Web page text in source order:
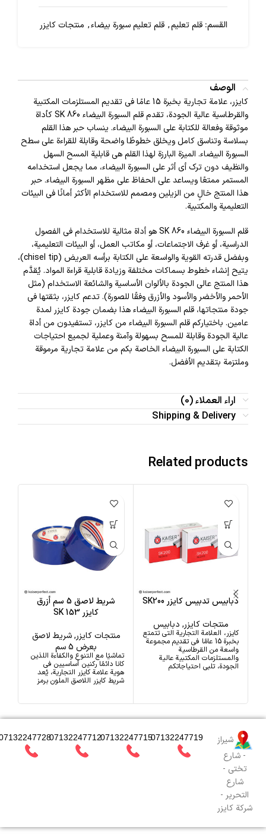
القسم: قلم تعليم, قلم تعليم سبورة بيضاء, منتجات كايزر
الوصف
كايزر، علامة تجارية بخبرة 15 عامًا في تقديم المستلزمات المكتبية
والقرطاسية عالية الجودة، تقدم قلم السبورة البيضاء SK 860 كأداة
موثوقة وفعالة للكتابة على السبورة البيضاء. ينساب حبر هذا القلم
بسلاسة وتناسق كامل ويخلق خطوطًا واضحة وقابلة للقراءة على سطح
السبورة البيضاء. الميزة البارزة لهذا القلم هي قابلية المسح السهل
والنظيف دون ترك أي أثر على السبورة البيضاء، مما يجعل استخدامه
المستمر ممتعًا ويساعد على الحفاظ على مظهر السبورة البيضاء. حبر
هذا المنتج خالٍ من الزيلين ومصمم للاستخدام الأكثر أمانًا في البيئات
التعليمية والمكتبية.
قلم السبورة البيضاء SK 860 هو أداة مثالية للاستخدام في الفصول
الدراسية، أو غرف الاجتماعات، أو مكاتب العمل، أو البيئات التعليمية،
وبفضل قدرته القوية والواسعة على الكتابة برأسه العريض (chisel tip)،
يتيح إنشاء خطوط بسماكات مختلفة وزيادة قابلية قراءة المواد. يُقدَّم
هذا المنتج عالي الجودة بالألوان الأساسية والشائعة الاستخدام (مثل
الأحمر والأخضر والأسود والأزرق وفقًا للصورة). تدعم كايزر، بثقتها في
جودة منتجاتها، قلم السبورة البيضاء هذا بضمان جودة كايزر لمدة
عامين. باختياركم قلم السبورة البيضاء من كايزر، تستفيدون من أداة
عالية الجودة وقابلة للمسح بسهولة وآمنة وعملية لجميع احتياجات
الكتابة على السبورة البيضاء الخاصة بكم من علامة تجارية مرموقة
وملتزمة بتقديم الأفضل.
اراء العملاء (0)
Shipping & Delivery
Related products
دبابيس تدبيس كايزر SK200
منتجات كايزر, دبابيس
كايزر، العلامة التجارية التي تتمتع
بخبرة 15 عامًا في تقديم مجموعة
واسعة من القرطاسية
والمستلزمات المكتبية عالية
الجودة، تلبي احتياجاتكم
شريط لاصق 5 سم أزرق
كايزر SK 153
منتجات كايزر,شريط لاصق
بعرض 5 سم
تماشيًا مع التنوع والكفاءة اللذين
كانا دائمًا ركنين أساسيين في
هوية علامة كايزر التجارية، يُعد
شريط كايزر اللاصق الملون برمز
071322477120713224771507132247719
شيراز
- شارع
تختي -
شارع
التحرير -
شركة كايزر